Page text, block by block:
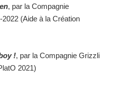
, par la Compagnie
(Aide à la Création
!, par la Compagnie Grizzli
2021)